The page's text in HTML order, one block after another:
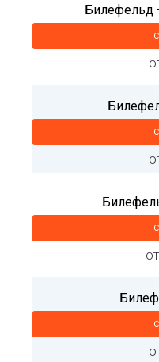
Билефельд